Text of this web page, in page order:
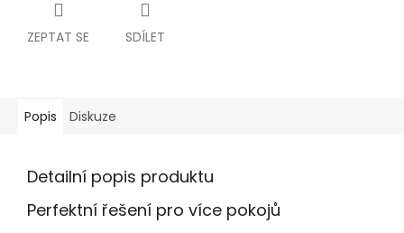
ZEPTAT SE SDÍLET
Popis Diskuze
Detailní popis produktu
Perfektní řešení pro více pokojů